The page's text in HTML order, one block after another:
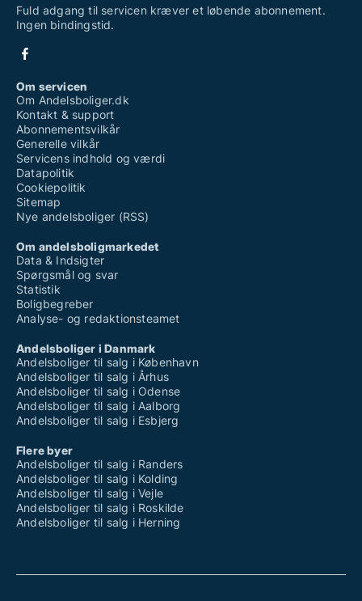
Fuld adgang til servicen kræver et løbende abonnement.
Ingen bindingstid.
Om servicen
Om Andelsboliger.dk
Kontakt & support
Abonnementsvilkår
Generelle vilkår
Servicens indhold og værdi
Datapolitik
Cookiepolitik
Sitemap
Nye andelsboliger (RSS)
Om andelsboligmarkedet
Data & Indsigter
Spørgsmål og svar
Statistik
Boligbegreber
Analyse- og redaktionsteamet
Andelsboliger i Danmark
Andelsboliger til salg i København
Andelsboliger til salg i Århus
Andelsboliger til salg i Odense
Andelsboliger til salg i Aalborg
Andelsboliger til salg i Esbjerg
Flere byer
Andelsboliger til salg i Randers
Andelsboliger til salg i Kolding
Andelsboliger til salg i Vejle
Andelsboliger til salg i Roskilde
Andelsboliger til salg i Herning